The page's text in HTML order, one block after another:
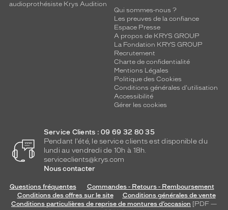
audioprothésiste Krys Audition
Qui sommes-nous ?
Les preuves de la confiance
Espace Presse
A propos de KRYS GROUP
La Fondation KRYS GROUP
Recrutement
Charte de confidentialité
Mentions Légales
Politique des Cookies
Conditions générales d'utilisation
Accessibilité
Gérer les cookies
Service Clients : 09 69 32 80 35
Pendant l'été, le service clients est disponible du
lundi au vendredi de 10h à 18h.
serviceclients@krys.com
Nous contacter
Questions fréquentes
Commandes - Retours - Remboursement
Conditions des offres sur le site
Conditions générales de vente
Conditions particulières de reprise de montures d’occasion [PDF —